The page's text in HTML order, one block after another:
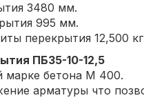
3480 мм.
995 мм.
перекрытия 12,500
ПБ35-10-12,5
марке бетона М 400.
арматуры что